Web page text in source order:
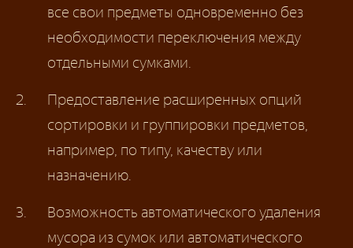
все свои предметы одновременно без
необходимости переключения между
отдельными сумками.
Предоставление расширенных опций
сортировки и группировки предметов,
например, по типу, качеству или
назначению.
Возможность автоматического удаления
мусора из сумок или автоматического